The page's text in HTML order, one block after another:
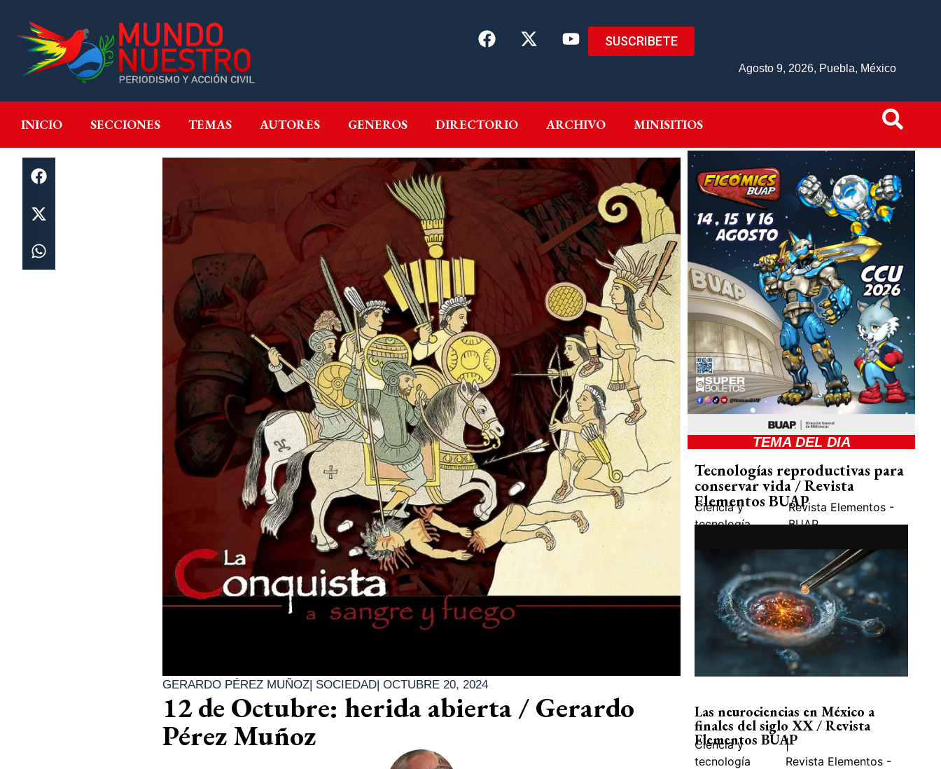
SUSCRIBETE
Agosto 9, 2026, Puebla, México
INICIO SECCIONES TEMAS AUTORES GENEROS DIRECTORIO ARCHIVO MINISITIOS
INICIO SECCIONES GENEROS DIRECTORIO ARCHIVO MINISITIOS
GERARDO PÉREZ MUÑOZ| SOCIEDAD| OCTUBRE 20, 2024
12 de Octubre: herida abierta / Gerardo
Pérez Muñoz
TEMA DEL DIA
Tecnologías reproductivas para
conservar vida / Revista
Elementos BUAP
Ciencia y
tecnología
Revista Elementos -
BUAP
Las neurociencias en México a
finales del siglo XX / Revista
Elementos BUAP
Ciencia y
tecnología
|
Revista Elementos -